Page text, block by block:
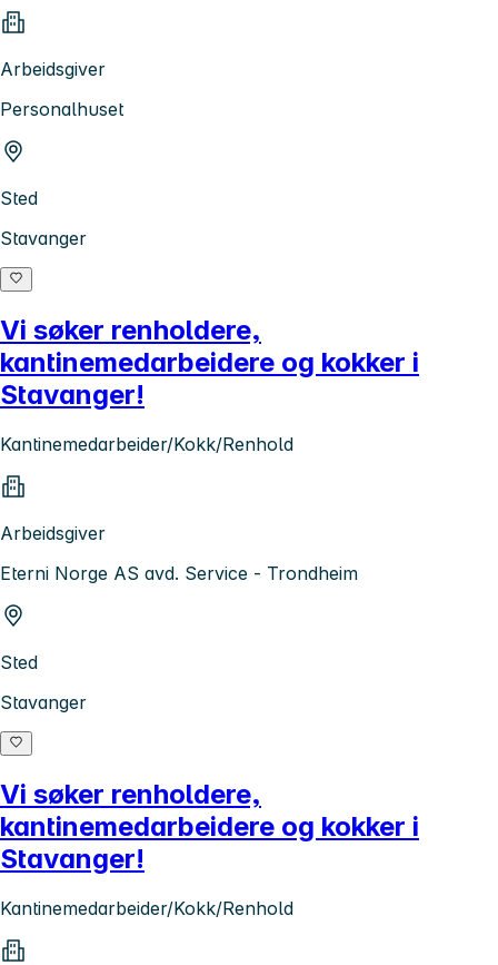
Arbeidsgiver
Personalhuset
Sted
Stavanger
Vi søker renholdere,
kantinemedarbeidere og kokker i
Stavanger!
Kantinemedarbeider/Kokk/Renhold
Arbeidsgiver
Eterni Norge AS avd. Service - Trondheim
Sted
Stavanger
Vi søker renholdere,
kantinemedarbeidere og kokker i
Stavanger!
Kantinemedarbeider/Kokk/Renhold